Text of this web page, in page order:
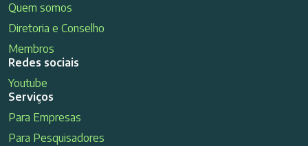
Quem somos
Diretoria e Conselho
Membros
Redes sociais
Youtube
Serviços
Para Empresas
Para Pesquisadores